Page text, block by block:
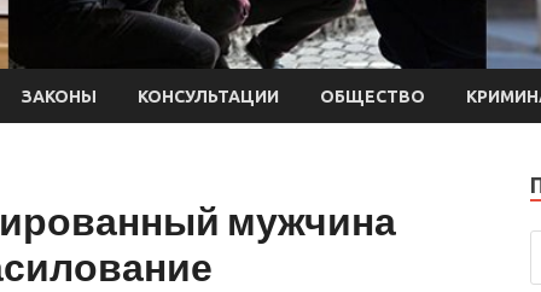
ЗАКОНЫ КОНСУЛЬТАЦИИ ОБЩЕСТВО
мужчина